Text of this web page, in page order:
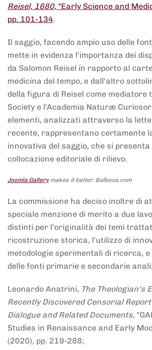
Reisel, 1680, "Early Science and
pp. 101-134.
Il saggio, facendo ampio uso delle
mette in evidenza l'importanza dei
da Salomon Reisel in rapporto al
medicina del tempo, e dall'altro
della figura di Reisel come mediatore
Society e l'Academia Naturæ
elementi, analizzati attraverso la
recente, rappresentano certamente
innovativa del saggio, che si presenta
collocazione editoriale di rilievo.
Joomla Gallerymakes it better. Balbooa.com
La commissione ha deciso inoltre di
speciale menzione di merito a due
distinti per l'originalità dei temi
ricostruzione storica, l'utilizzo di
metodologie sperimentali di ricerca,
delle fonti primarie e secondarie
Leonardo Anatrini, The Theologian's
Recently Discovered Censorial
Dialogue and Related Documents,
Studies in Renaissance and Early
(2020), pp. 219-288;